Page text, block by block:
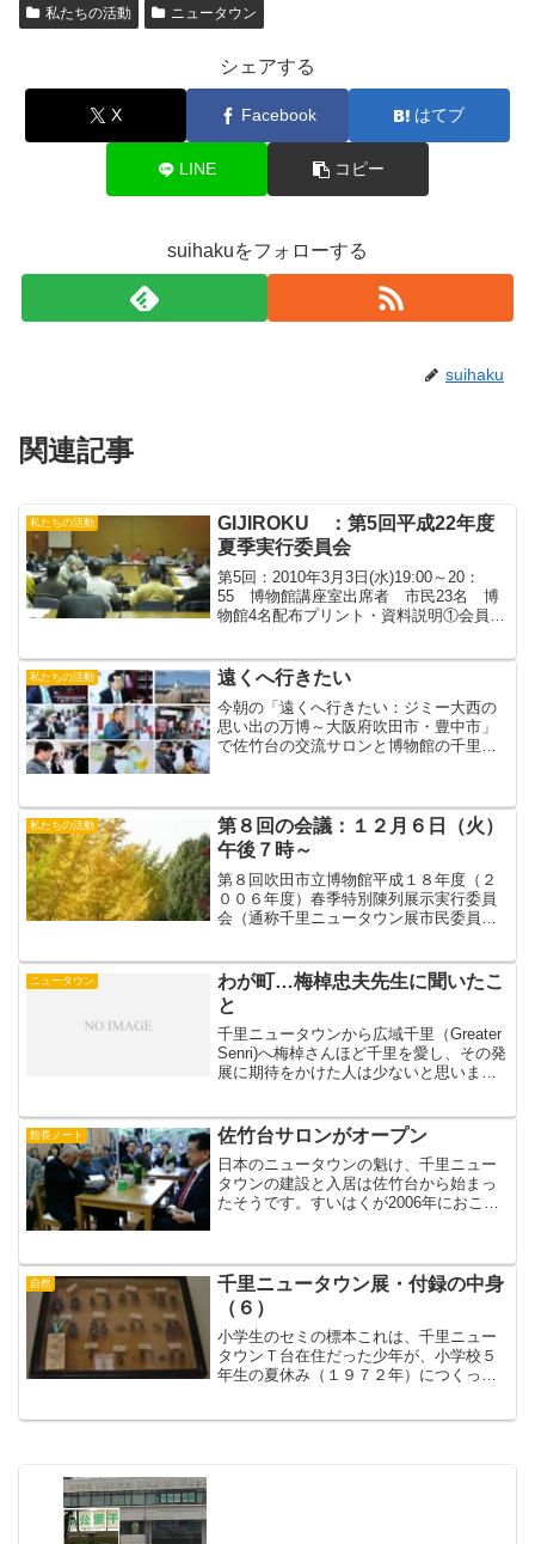
私たちの活動 ニュータウン
シェアする
X Facebook はてブ
LINE コピー
suihakuをフォローする
suihaku
関連記事
私たちの活動
GIJIROKU ：第5回平成22年度
夏季実行委員会
第5回：2010年3月3日(水)19:00～20：
55 博物館講座室出席者 市民23名 博
物館4名配布プリント・資料説明①会員名
申し込み書(新規提出分)１．あいさつ
１）...
私たちの活動 遠くへ行きたい
今朝の「遠くへ行きたい：ジミー大西の
思い出の万博～大阪府吹田市・豊中市」
で佐竹台の交流サロンと博物館の千里ニ
ました。全体のながれは旅...
私たちの活動
第８回の会議：１２月６日（火）
午後７時～
第８回吹田市立博物館平成１８年度（２
００６年度）春季特別陳列展示実行委員
会（通称千里ニュータウン展市民委員
館 ２階 講座室********************
****...
ニュータウン
わが町…梅棹忠夫先生に聞いたこ
と
千里ニュータウンから広域千里（Greater
Senri)へ梅棹さんほど千里を愛し、その発
展に期待をかけた人は少ないと思いま
深く関わり、跡地に国立民族学博物館を
つくって...
館長ノート 佐竹台サロンがオープン
日本のニュータウンの魁け、千里ニュー
タウンの建設と入居は佐竹台から始まっ
たそうです。すいはくが2006年におこな
も真っ青と言うほどたくさんの人が集ま
りましたね。その後、...
自然
千里ニュータウン展・付録の中身
（６）
小学生のセミの標本これは、千里ニュー
タウンＴ台在住だった少年が、小学校５
年生の夏休み（１９７２年）につくった